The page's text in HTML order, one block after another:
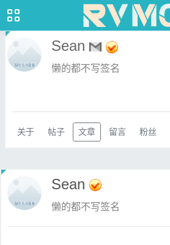
Sean
懒的都不写签名
关于 帖子 文章 留言 粉丝
Sean
懒的都不写签名